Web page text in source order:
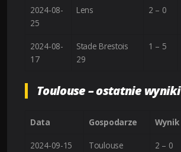
2024-08-
25
Lens 2 – 0
2024-08-
17
Stade Brestois
29
1 – 5
Toulouse – ostatnie wyniki
Data Gospodarze Wynik
2024-09-15 Toulouse 2 – 0